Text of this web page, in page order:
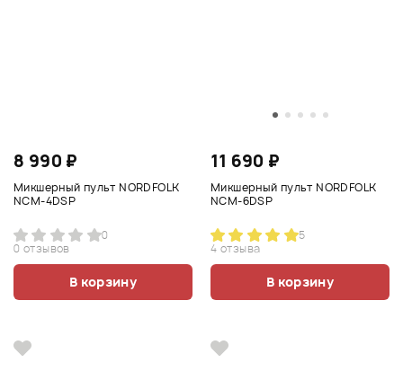
8 990 ₽
Микшерный пульт NORDFOLK
NCM-4DSP
0
0 отзывов
В корзину
11 690 ₽
Микшерный пульт NORDFOLK
NCM-6DSP
5
4 отзыва
В корзину